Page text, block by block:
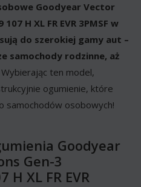
Goodyear Vector
H XL FR EVR 3PMSF w
do szerokiej gamy aut –
samochody rodzinne, aż
Wybierając ten model,
ogumienie, które
samochodów osobowych!
Goodyear
Gen-3
H XL FR EVR